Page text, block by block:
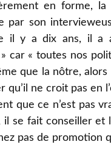
en forme,
par son
il y a dix ans, il a
» car « toutes nos
que la nôtre,
qu’il ne croit pas en
que ce n’est pas
il se fait conseiller et
pas de promotion